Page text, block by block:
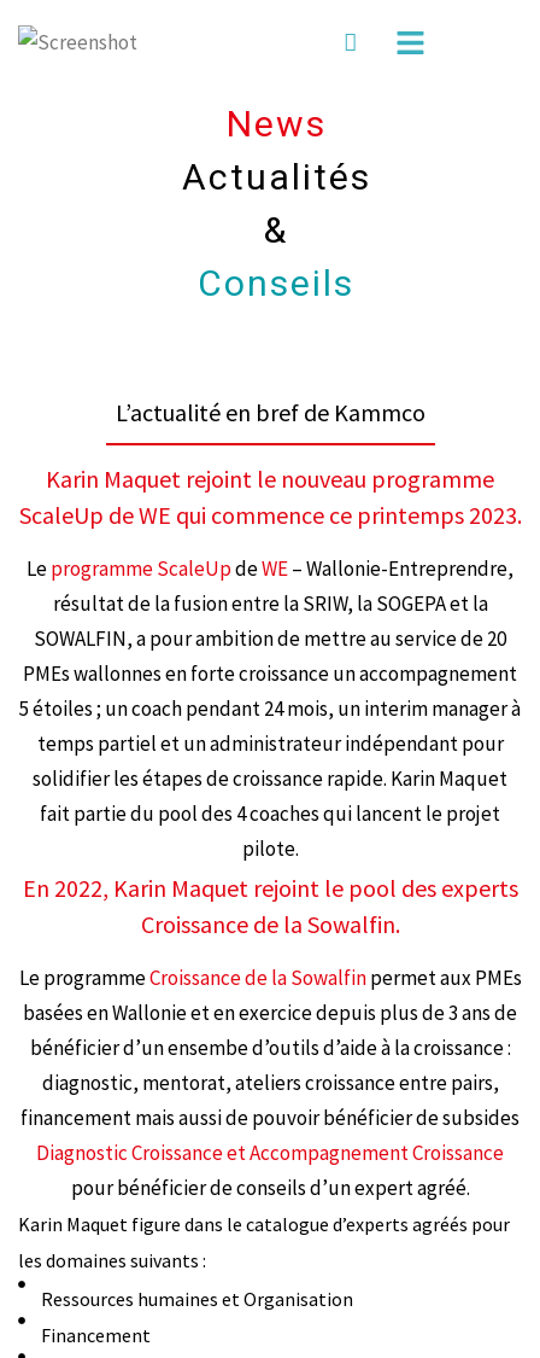
News
Actualités
&
Conseils
L’actualité en bref de Kammco
Karin Maquet rejoint le nouveau programme
ScaleUp de WE qui commence ce printemps 2023.
Leprogramme ScaleUpdeWE– Wallonie-Entreprendre,
résultat de la fusion entre la SRIW, la SOGEPA et la
SOWALFIN, a pour ambition de mettre au service de 20
PMEs wallonnes en forte croissance un accompagnement
5 étoiles ; un coach pendant 24 mois, un interim manager à
temps partiel et un administrateur indépendant pour
solidifier les étapes de croissance rapide. Karin Maquet
fait partie du pool des 4 coaches qui lancent le projet
pilote.
En 2022, Karin Maquet rejoint le pool des experts
Croissance de la Sowalfin.
Le programmeCroissance de la Sowalfinpermet aux PMEs
basées en Wallonie et en exercice depuis plus de 3 ans de
bénéficier d’un ensembe d’outils d’aide à la croissance :
diagnostic, mentorat, ateliers croissance entre pairs,
financement mais aussi de pouvoir bénéficier de subsides
Diagnostic Croissance et Accompagnement Croissance
pour bénéficier de conseils d’un expert agréé.
Karin Maquet figure dans le catalogue d’experts agréés pour
les domaines suivants :
Ressources humaines et Organisation
Financement